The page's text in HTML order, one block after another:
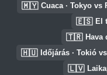
🇲🇾 Cuaca · Tokyo vs
🇪🇸 El
🇹🇷 Hava
🇭🇺 Időjárás · Tokió
🇱🇻